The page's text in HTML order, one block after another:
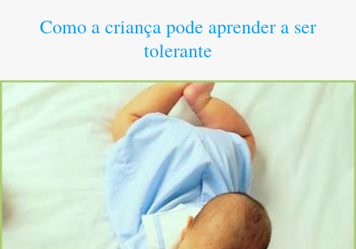
Como a criança pode aprender a ser
tolerante